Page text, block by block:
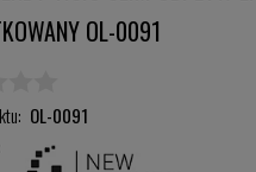
OL-0091
OL-0091